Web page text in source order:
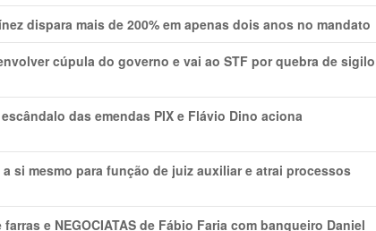
dispara mais de 200% em apenas dois anos no mandato
cúpula do governo e vai ao STF por quebra de sigilo
das emendas PIX e Flávio Dino aciona
si mesmo para função de juiz auxiliar e atrai processos
e NEGOCIATAS de Fábio Faria com banqueiro Daniel